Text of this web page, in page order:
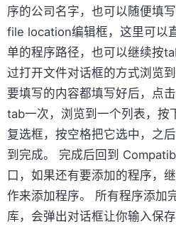
序的公司名字，也可以随便填
file location编辑框，这里可以
单的程序路径，也可以继续按
过打开文件对话框的方式浏览
要填写的内容都填写好后，点
tab一次，浏览到一个列表，按
复选框，按空格把它选中，之
到完成。 完成后回到
口，如果还有要添加的程序，
作来添加程序。 所有程序添加
库，会弹出对话框让你输入保